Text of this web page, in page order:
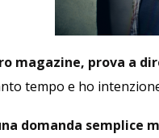
magazine, prova a
tempo e ho
domanda semplice